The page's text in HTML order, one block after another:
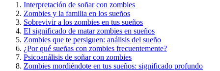
Interpretación de soñar con zombies
Zombies y la familia en los sueños
Sobrevivir a los zombies en tus sueños
El significado de matar zombies en sueños
Zombies que te persiguen: análisis del sueño
¿Por qué sueñas con zombies frecuentemente?
Psicoanálisis de soñar con zombies
Zombies mordiéndote en tus sueños: significado profundo